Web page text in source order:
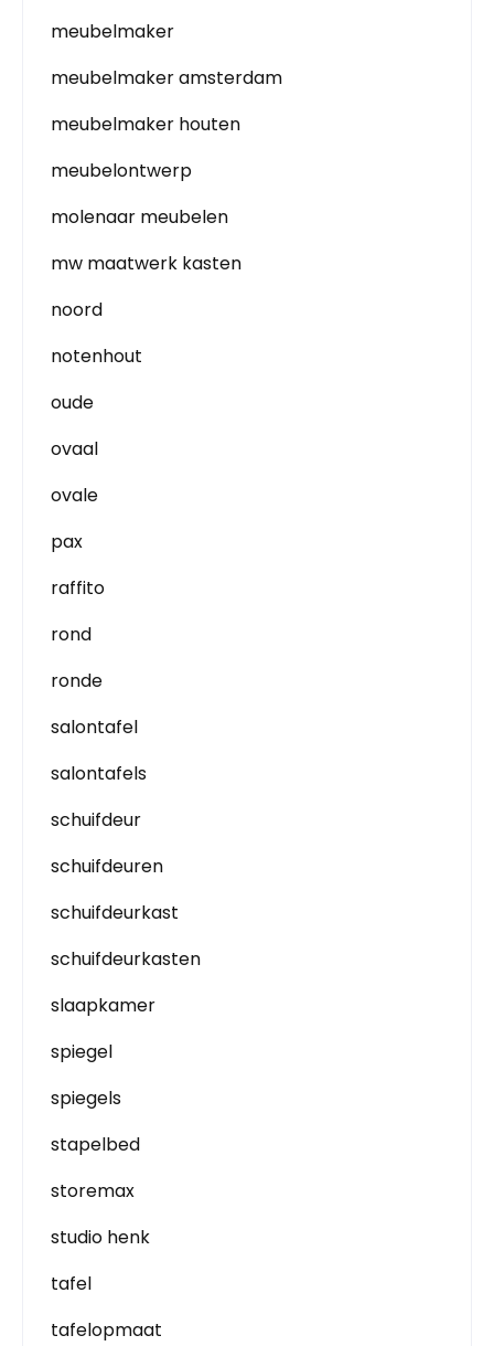
meubelmaker
meubelmaker amsterdam
meubelmaker houten
meubelontwerp
molenaar meubelen
mw maatwerk kasten
noord
notenhout
oude
ovaal
ovale
pax
raffito
rond
ronde
salontafel
salontafels
schuifdeur
schuifdeuren
schuifdeurkast
schuifdeurkasten
slaapkamer
spiegel
spiegels
stapelbed
storemax
studio henk
tafel
tafelopmaat